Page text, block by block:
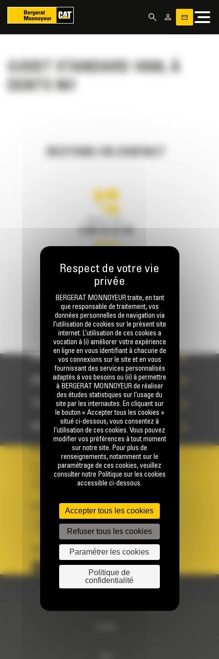
GODET STANDARD 1050L À
DENTS 907
RESTONS EN CONTACT
0 801 01 01 04
Écrivez-nous
ENVOYER LA DEMANDE
PRODUITS
SERVICES
TECHNOLOGIES
ACCÈS RAPIDES
VOTRE COMPTE
Se connecter
Créer un compte
Votre avez besoin d'assistance avec votre compte ?
BM FRANCE
LANGUE
fr
Panneau de gestion des cookies
BERGERAT MONNOYEUR traite, en tant
que responsable de traitement, vos
données personnelles de navigation via
l’utilisation de cookies sur le présent site
internet. L’utilisation de ces cookies a
vocation à (i) améliorer votre expérience
en ligne en vous identifiant à chacune de
vos connexions sur le site et en vous
fournissant des services personnalisés
adaptés à vos besoins ou (ii) à permettre
à BERGERAT MONNOYEUR de réaliser
des études statistiques sur l’usage du
site par les internautes. En cliquant sur
le bouton « Accepter tous les cookies »
situé ci-dessous, vous consentez à
l’utilisation de ces cookies. Vous pouvez
modifier vos préférences à tout moment
sur notre site. Pour plus de
renseignements, notamment sur le
paramétrage de ces cookies, veuillez
consulter notre Politique sur les cookies
accessible ci-dessous.
Accepter tous les cookies
Refuser tous les cookies
Paramétrer les cookies
Politique de
confidentialité